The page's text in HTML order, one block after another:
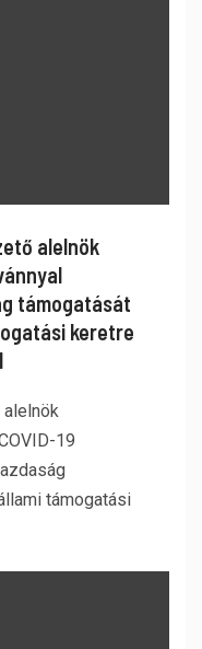
alelnök
támogatását
keretre
19
támogatási